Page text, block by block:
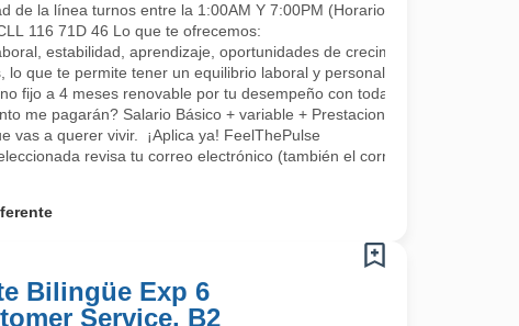
de la línea turnos entre la 1:00AM Y 7:00PM (Horarios rotativos, 1 día
116 71D 46 Lo que te ofrecemos:
estabilidad, aprendizaje, oportunidades de crecimiento, tenemos
lo que te permite tener un equilibrio laboral y personal
fijo a 4 meses renovable por tu desempeño con todas las prestaciones
me pagarán? Salario Básico + variable + Prestaciones por ley.
vas a querer vivir. ¡Aplica ya! FeelThePulse
revisa tu correo electrónico (también el correo no deseado)
Bilingüe Exp 6
Service, B2